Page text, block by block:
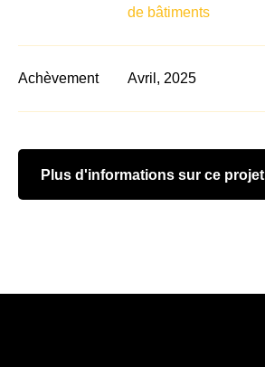
de bâtiments
Achèvement Avril, 2025
Plus d'informations sur ce projet